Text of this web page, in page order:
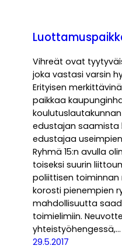
Vihreät ovat
joka vastasi varsin
Erityisen
paikkaa
edustajan saamista
edustajaa
Ryhmä 15:n avulla
toiseksi suurin
poliittisen toiminnan
korosti pienempien
mahdollisuutta
toimielimiin.
yhteistyöhengessä,…
29.5.2017